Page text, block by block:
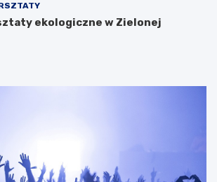
ekologiczne w Zielonej